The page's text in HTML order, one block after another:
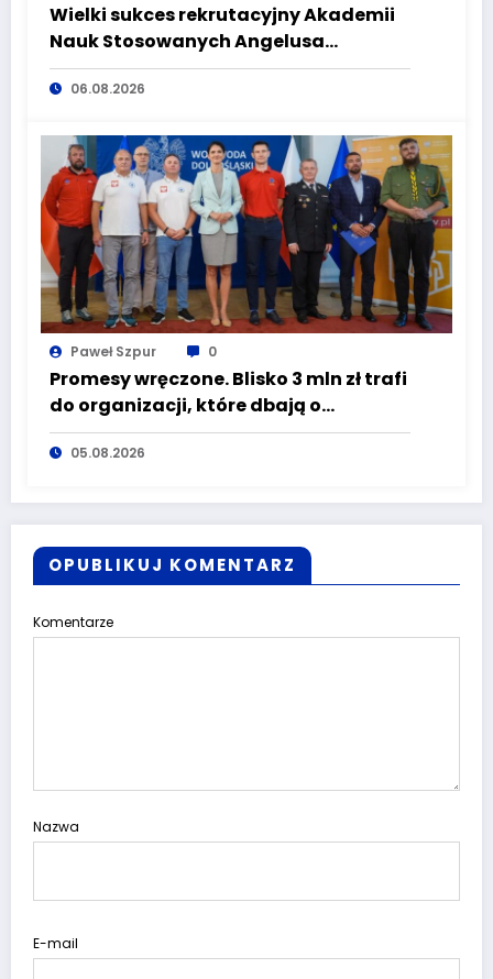
Wielki sukces rekrutacyjny Akademii
Nauk Stosowanych Angelusa
Silesiusa! Uczelnia bije rekordy, ale Ty
wciąż masz szansę – weź udział w II
06.08.2026
Paweł Szpur 0
Promesy wręczone. Blisko 3 mln zł trafi
do organizacji, które dbają o
bezpieczeństwo mieszkańców
Dolnego Śląska
05.08.2026
OPUBLIKUJ KOMENTARZ
Komentarze
Nazwa
E-mail